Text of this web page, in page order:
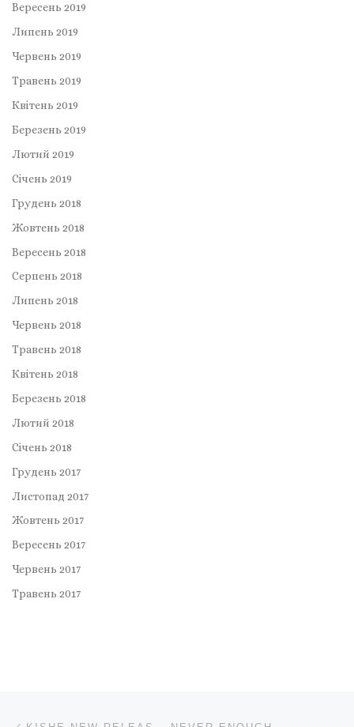
Вересень 2019
Липень 2019
Червень 2019
Травень 2019
Квітень 2019
Березень 2019
Лютий 2019
Січень 2019
Грудень 2018
Жовтень 2018
Вересень 2018
Серпень 2018
Липень 2018
Червень 2018
Травень 2018
Квітень 2018
Березень 2018
Лютий 2018
Січень 2018
Грудень 2017
Листопад 2017
Жовтень 2017
Вересень 2017
Червень 2017
Травень 2017
Навігація записів